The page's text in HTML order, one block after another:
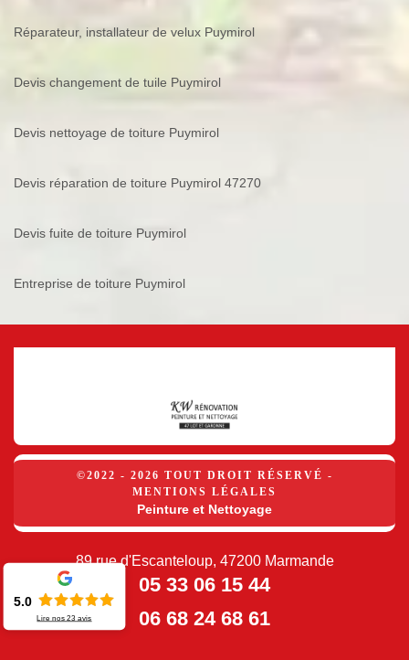
Réparateur, installateur de velux Puymirol
Devis changement de tuile Puymirol
Devis nettoyage de toiture Puymirol
Devis réparation de toiture Puymirol 47270
Devis fuite de toiture Puymirol
Entreprise de toiture Puymirol
©2022 - 2026 TOUT DROIT RÉSERVÉ -
MENTIONS LÉGALES
Peinture et Nettoyage
89 rue d'Escanteloup, 47200 Marmande
05 33 06 15 44
06 68 24 68 61
5.0
Lire nos23 avis